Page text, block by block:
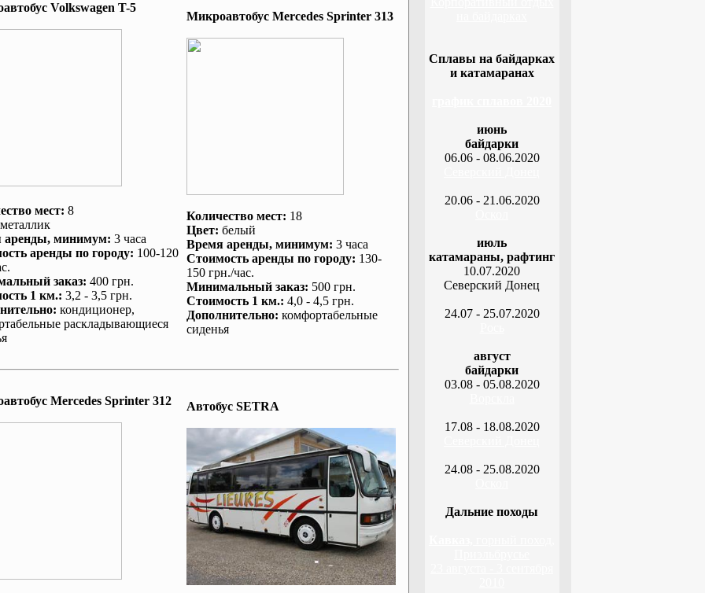
Volkswagen T-5
мест: 8
металлик
аренды, минимум: 3 часа
аренды по городу: 100-120
заказ: 400 грн.
1 км.: 3,2 - 3,5 грн.
: кондиционер,
раскладывающиеся
Микроавтобус Mеrcedes Sprinter 313
Количество мест: 18
Цвет: белый
Время аренды, минимум: 3 часа
Стоимость аренды по городу: 130-
150 грн./час.
Минимальный заказ: 500 грн.
Стоимость 1 км.: 4,0 - 4,5 грн.
Дополнительно: комфортабельные
сиденья
Mеrcedes Sprinter 312 Автобус SETRA
Сплавы на байдарках
и катамаранах
июнь
байдарки
06.06 - 08.06.2020
20.06 - 21.06.2020
июль
катамараны, рафтинг
10.07.2020
Северский Донец
24.07 - 25.07.2020
август
байдарки
03.08 - 05.08.2020
17.08 - 18.08.2020
24.08 - 25.08.2020
Дальние походы